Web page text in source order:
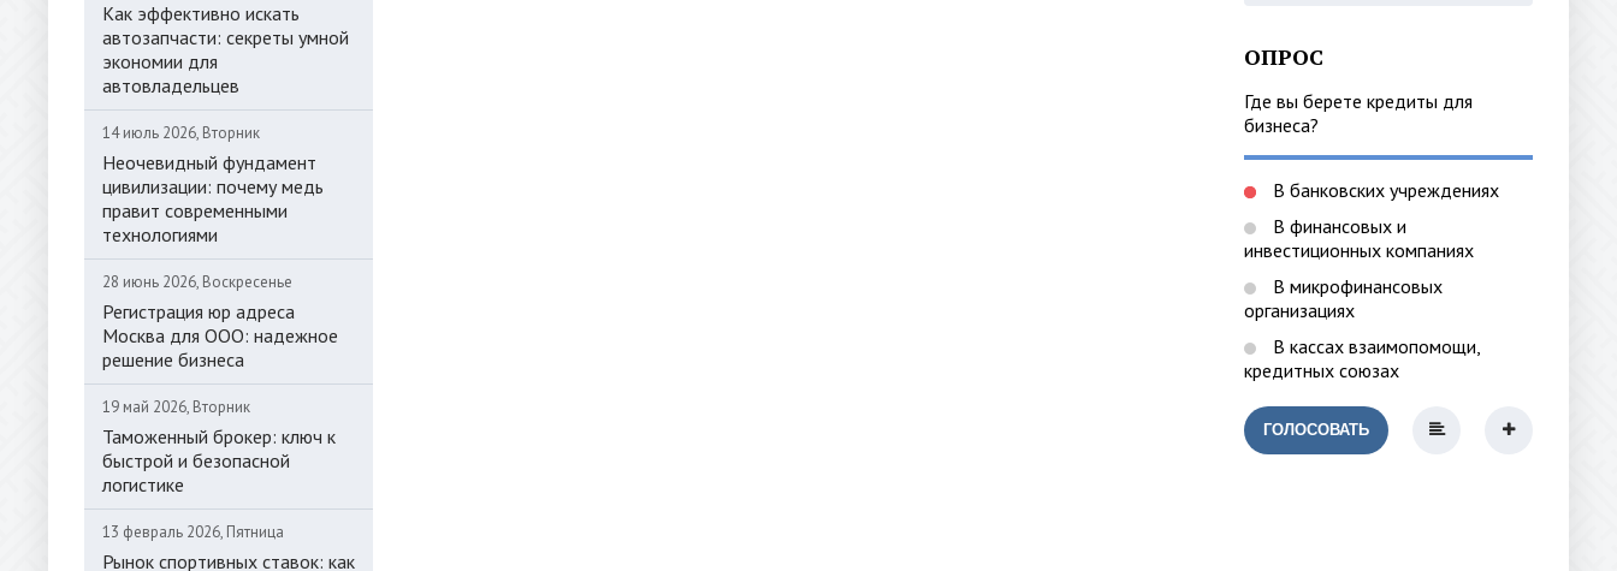
Как эффективно искать
автозапчасти: секреты умной
экономии для
автовладельцев
14 июль 2026, Вторник
Неочевидный фундамент
цивилизации: почему медь
правит современными
технологиями
28 июнь 2026, Воскресенье
Регистрация юр адреса
Москва для ООО: надежное
решение бизнеса
19 май 2026, Вторник
Таможенный брокер: ключ к
быстрой и безопасной
логистике
13 февраль 2026, Пятница
Рынок спортивных ставок: как
ОПРОС
Где вы берете кредиты для
бизнеса?
В банковских учреждениях
В финансовых и
инвестиционных компаниях
В микрофинансовых
организациях
В кассах взаимопомощи,
кредитных союзах
ГОЛОСОВАТЬ